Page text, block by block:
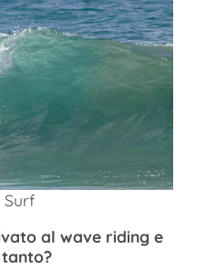
Surf
al wave riding e